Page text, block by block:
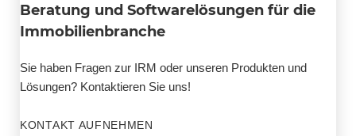
Beratung und Softwarelösungen für die
Immobilienbranche
Sie haben Fragen zur IRM oder unseren Produkten und
Lösungen? Kontaktieren Sie uns!
KONTAKT AUFNEHMEN